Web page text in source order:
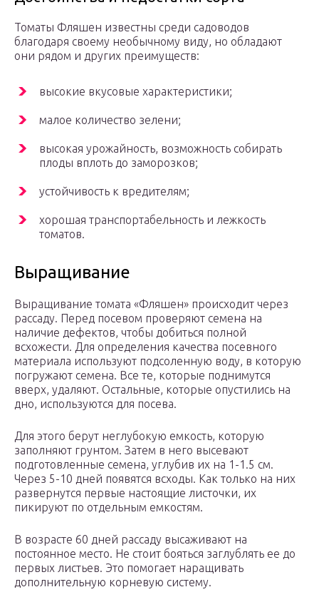
Томаты Фляшен известны среди садоводов
благодаря своему необычному виду, но обладают
они рядом и других преимуществ:
высокие вкусовые характеристики;
малое количество зелени;
высокая урожайность, возможность собирать
плоды вплоть до заморозков;
устойчивость к вредителям;
хорошая транспортабельность и лежкость
томатов.
Выращивание
Выращивание томата «Фляшен» происходит через
рассаду. Перед посевом проверяют семена на
наличие дефектов, чтобы добиться полной
всхожести. Для определения качества посевного
материала используют подсоленную воду, в которую
погружают семена. Все те, которые поднимутся
вверх, удаляют. Остальные, которые опустились на
дно, используются для посева.
Для этого берут неглубокую емкость, которую
заполняют грунтом. Затем в него высевают
подготовленные семена, углубив их на 1-1.5 см.
Через 5-10 дней появятся всходы. Как только на них
развернутся первые настоящие листочки, их
пикируют по отдельным емкостям.
В возрасте 60 дней рассаду высаживают на
постоянное место. Не стоит бояться заглублять ее до
первых листьев. Это помогает наращивать
дополнительную корневую систему.